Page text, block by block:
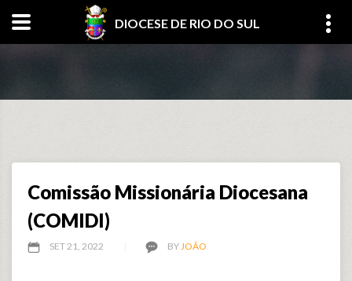
DIOCESE DE RIO DO SUL
Comissão Missionária Diocesana
(COMIDI)
SET 21, 2022 BYJOÃO